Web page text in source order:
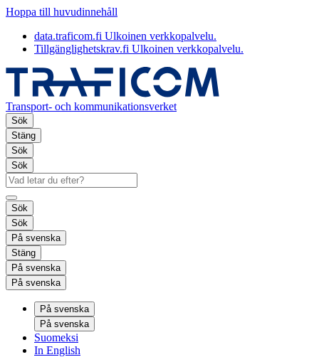
Hoppa till huvudinnehåll
data.traficom.fi Ulkoinen verkkopalvelu.
Tillgänglighetskrav.fi Ulkoinen verkkopalvelu.
Transport- och kommunikationsverket
Sök
Stäng
Sök
Sök
Sök
Sök
På svenska
Stäng
På svenska
På svenska
På svenska
På svenska
Suomeksi
In English